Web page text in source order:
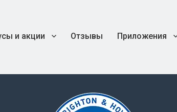
и акции Отзывы Приложения